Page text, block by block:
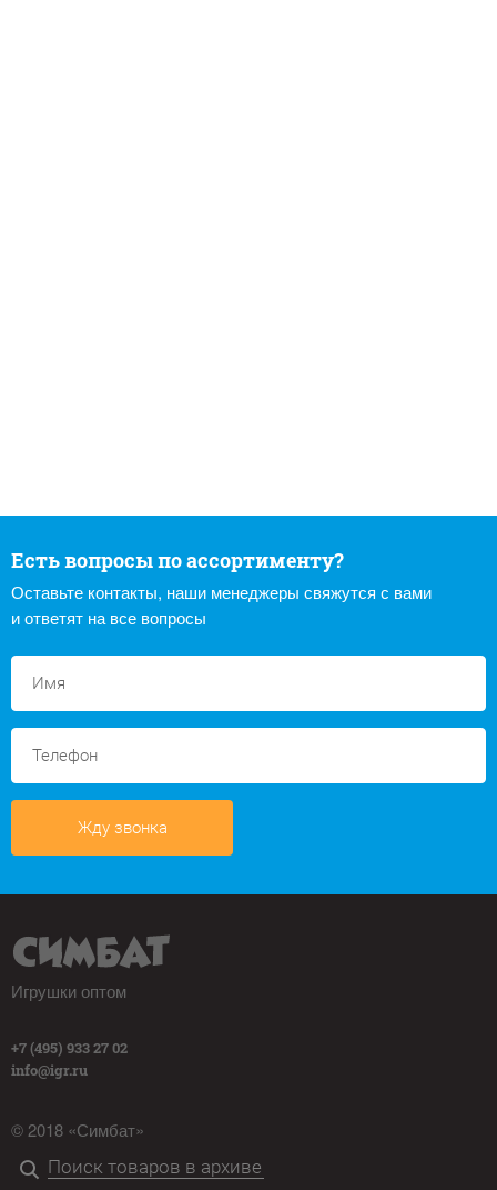
Есть вопросы по ассортименту?
Оставьте контакты, наши менеджеры свяжутся с вами
и ответят на все вопросы
Жду звонка
Игрушки оптом
+7 (495) 933 27 02
info@igr.ru
© 2018 «Симбат»